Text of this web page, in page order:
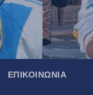
ΕΠΙΚΟΙΝΩΝΊΑ